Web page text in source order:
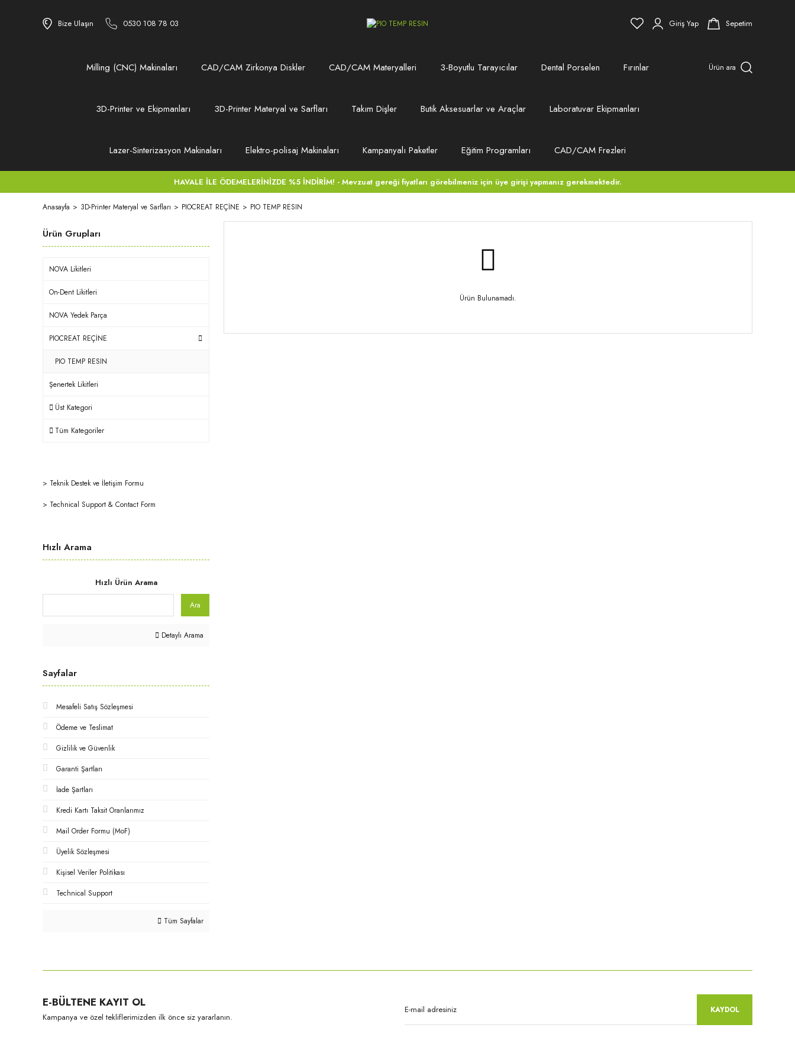
Bize Ulaşın 0530 108 78 03 Giriş Yap Sepetim
Milling (CNC) Makinaları CAD/CAM Zirkonya Diskler CAD/CAM Materyalleri 3-Boyutlu Tarayıcılar Dental Porselen Fırınlar
3D-Printer ve Ekipmanları 3D-Printer Materyal ve Sarfları Takım Dişler Butik Aksesuarlar ve Araçlar Laboratuvar Ekipmanları
Lazer-Sinterizasyon Makinaları Elektro-polisaj Makinaları Kampanyalı Paketler Eğitim Programları CAD/CAM Frezleri
Ürün ara
HAVALE İLE ÖDEMELERİNİZDE %5 İNDİRİM! - Mevzuat gereği fiyatları görebilmeniz için üye girişi yapmanız gerekmektedir.
Anasayfa 3D-Printer Materyal ve Sarfları PIOCREAT REÇİNE PIO TEMP RESIN
Ürün Grupları
NOVA Likitleri
On-Dent Likitleri
NOVA Yedek Parça
PIOCREAT REÇİNE
PIO TEMP RESIN
Şenertek Likitleri
Üst Kategori
Tüm Kategoriler
> Teknik Destek ve İletişim Formu
> Technical Support & Contact Form
Hızlı Arama
Hızlı Ürün Arama
Ara
Detaylı Arama
Sayfalar
Mesafeli Satış Sözleşmesi
Ödeme ve Teslimat
Gizlilik ve Güvenlik
Garanti Şartları
İade Şartları
Kredi Kartı Taksit Oranlarımız
Mail Order Formu (MoF)
Üyelik Sözleşmesi
Kişisel Veriler Politikası
Technical Support
Tüm Sayfalar
Ürün Bulunamadı.
E-BÜLTENE KAYIT OL
Kampanya ve özel tekliflerimizden ilk önce siz yararlanın.
KAYDOL